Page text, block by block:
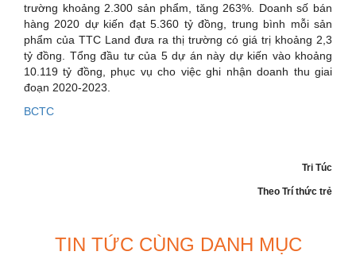
trường khoảng 2.300 sản phẩm, tăng 263%. Doanh số bán
hàng 2020 dự kiến đạt 5.360 tỷ đồng, trung bình mỗi sản
phẩm của TTC Land đưa ra thị trường có giá trị khoảng 2,3
tỷ đồng. Tổng đầu tư của 5 dự án này dự kiến vào khoảng
10.119 tỷ đồng, phục vụ cho việc ghi nhận doanh thu giai
đoạn 2020-2023.
BCTC
Tri Túc
Theo Trí thức trẻ
TIN TỨC CÙNG DANH MỤC